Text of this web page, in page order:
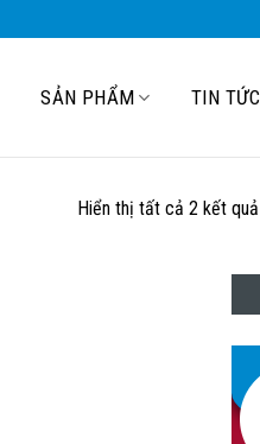
SẢN PHẨM TIN TỨC
Hiển thị tất cả 2 kết quả